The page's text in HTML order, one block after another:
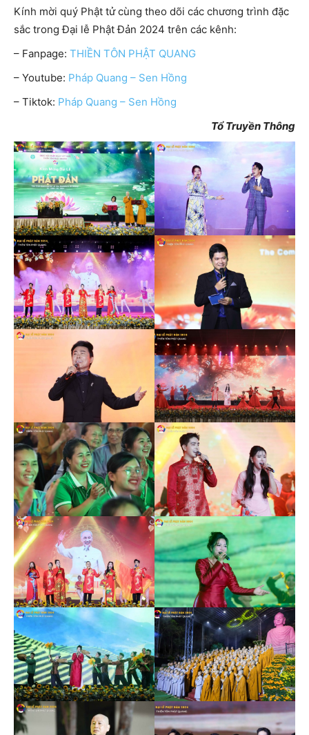
Kính mời quý Phật tử cùng theo dõi các chương trình đặc
sắc trong Đại lễ Phật Đản 2024 trên các kênh:
– Fanpage: THIỀN TÔN PHẬT QUANG
– Youtube: Pháp Quang – Sen Hồng
– Tiktok: Pháp Quang – Sen Hồng
Tổ Truyền Thông